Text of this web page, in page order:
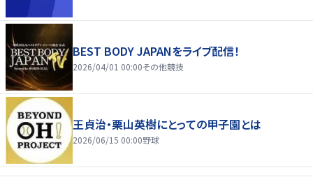
BEST BODY JAPANをライブ配信！
2026/04/01 00:00その他競技
王貞治・栗山英樹にとっての甲子園とは
2026/06/15 00:00野球